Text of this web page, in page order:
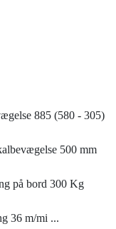
885 (580 - 305)
500 mm
på bord 300 Kg
36 m/mi ...